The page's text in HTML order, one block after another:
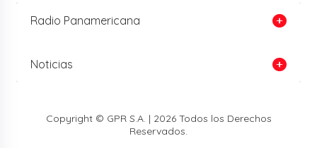
Radio Panamericana
Noticias
Copyright © GPR S.A. | 2026 Todos los Derechos
Reservados.